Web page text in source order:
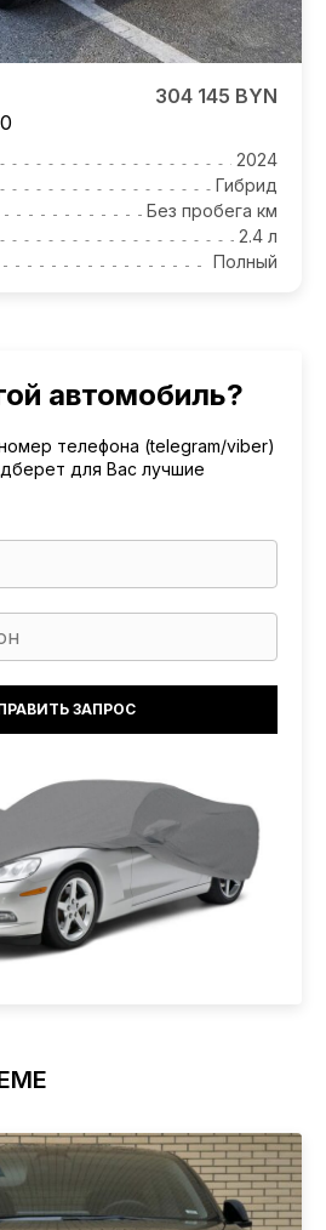
304 145 BYN
2024
Гибрид
Без пробега км
2.4 л
Полный
автомобиль?
телефона (telegram/viber)
для Вас лучшие